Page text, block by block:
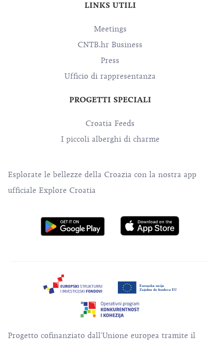
LINKS UTILI
Meetings
CNTB.hr Business
Press
Ufficio di rappresentanza
PROGETTI SPECIALI
Croatia Feeds
I piccoli alberghi di charme
Esplorate le bellezze della Croazia con la nostra app
ufficiale Explore Croatia
Progetto cofinanziato dall'Unione europea tramite il